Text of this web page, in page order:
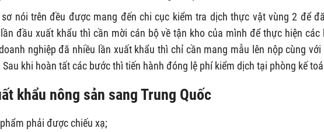
nói trên đều được mang đến chi cục kiểm tra dịch thực vật vùng 2 để
đầu xuất khẩu thì cần mời cán bộ về tận kho của mình để thực hiện các
nghiệp đã nhiều lần xuất khẩu thì chỉ cần mang mẫu lên nộp cùng
khi hoàn tất các bước thì tiến hành đóng lệ phí kiểm dịch tại phòng kế
khẩu nông sản sang Trung Quốc
phải được chiếu xạ;